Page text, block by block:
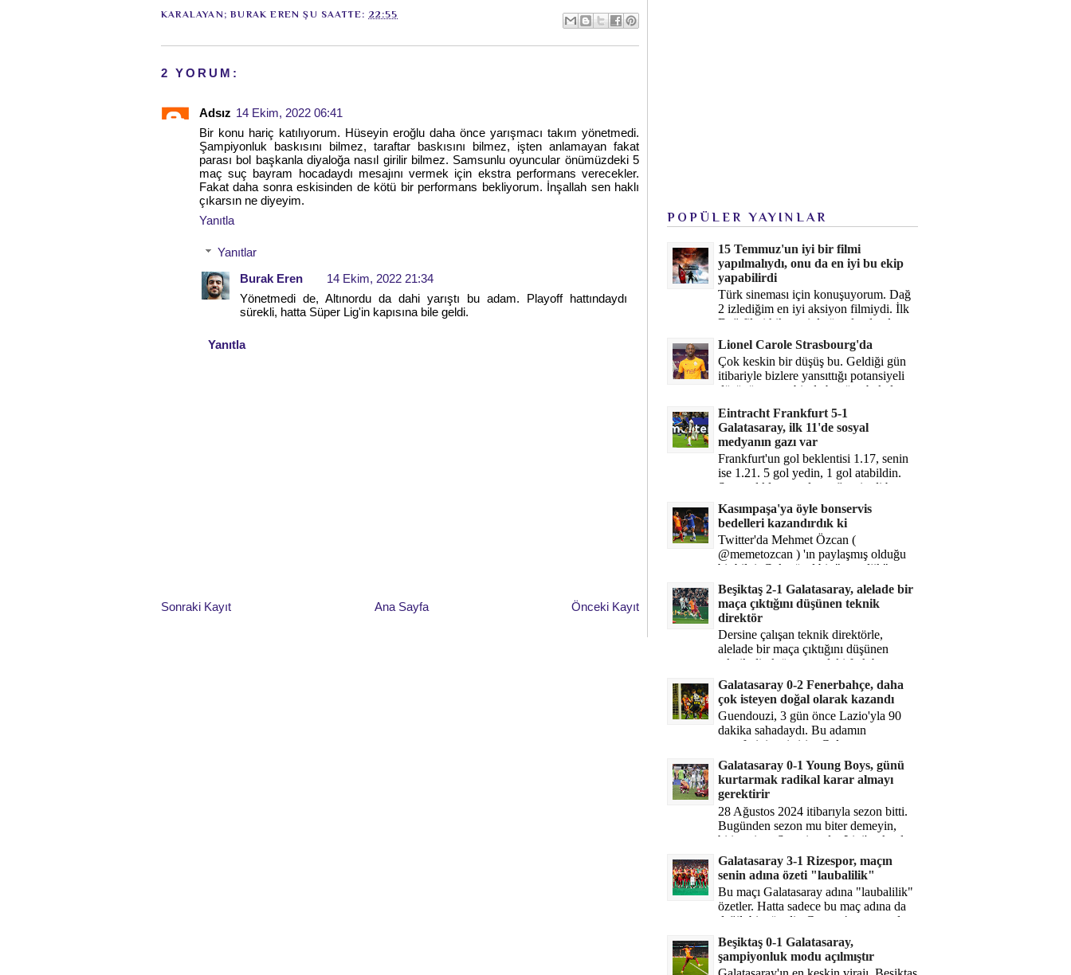
KARALAYAN;BURAK EREN ŞU SAATTE: 22:55
2 YORUM:
Adsız 14 Ekim, 2022 06:41
Bir konu hariç katılıyorum. Hüseyin eroğlu daha önce yarışmacı takım yönetmedi.
Şampiyonluk baskısını bilmez, taraftar baskısını bilmez, işten anlamayan fakat
parası bol başkanla diyaloğa nasıl girilir bilmez. Samsunlu oyuncular önümüzdeki 5
maç suç bayram hocadaydı mesajını vermek için ekstra performans verecekler.
Fakat daha sonra eskisinden de kötü bir performans bekliyorum. İnşallah sen haklı
çıkarsın ne diyeyim.
Yanıtla
Yanıtlar
Burak Eren
14 Ekim, 2022 21:34
Yönetmedi de, Altınordu da dahi yarıştı bu adam. Playoff hattındaydı
sürekli, hatta Süper Lig'in kapısına bile geldi.
Yanıtla
Sonraki Kayıt Önceki Kayıt
Ana Sayfa
POPÜLER YAYINLAR
15 Temmuz'un iyi bir filmi
yapılmalıydı, onu da en iyi bu ekip
yapabilirdi
Türk sineması için konuşuyorum. Dağ
2 izlediğim en iyi aksiyon filmiydi. İlk
Dağ filmi hikayesiyle ön plandaydı,
Dağ 2 ise belki o hika...
Lionel Carole Strasbourg'da
Çok keskin bir düşüş bu. Geldiği gün
itibariyle bizlere yansıttığı potansiyeli
düşünüyorum, bir de bugüne bakalım.
Eintracht Frankfurt 5-1
Galatasaray, ilk 11'de sosyal
medyanın gazı var
Frankfurt'un gol beklentisi 1.17, senin
ise 1.21. 5 gol yedin, 1 gol atabildin.
Şanssızlıkla mı anlatacağız şimdi bu
durumu? Rakibin 5 ş...
Kasımpaşa'ya öyle bonservis
bedelleri kazandırdık ki
Twitter'da Mehmet Özcan (
@memetozcan ) 'ın paylaşmış olduğu
bir bilgi. Çok güzel bir "nostaljik" pas
diyelim. Kasımpaşa...
Beşiktaş 2-1 Galatasaray, alelade bir
maça çıktığını düşünen teknik
direktör
Dersine çalışan teknik direktörle,
alelade bir maça çıktığını düşünen
teknik direktör arasındaki fark bu
işte. Solskjaer'in çalıştığı de...
Galatasaray 0-2 Fenerbahçe, daha
çok isteyen doğal olarak kazandı
Guendouzi, 3 gün önce Lazio'yla 90
dakika sahadaydı. Bu adamın
transferini yetiştirip, Galatasaray
karşısında 11 oynamasını sağlıyorsun....
Galatasaray 0-1 Young Boys, günü
kurtarmak radikal karar almayı
gerektirir
28 Ağustos 2024 itibarıyla sezon bitti.
Bugünden sezon mu biter demeyin,
bitiyor işte. Şampiyonlar Ligi'ne katılım
hakkı senin misyonun ...
Galatasaray 3-1 Rizespor, maçın
senin adına özeti "laubalilik"
Bu maçı Galatasaray adına "laubalilik"
özetler. Hatta sadece bu maç adına da
değil, bir süredir. Geçen 4 maçta sadece
1 gol yedin ...
Beşiktaş 0-1 Galatasaray,
şampiyonluk modu açılmıştır